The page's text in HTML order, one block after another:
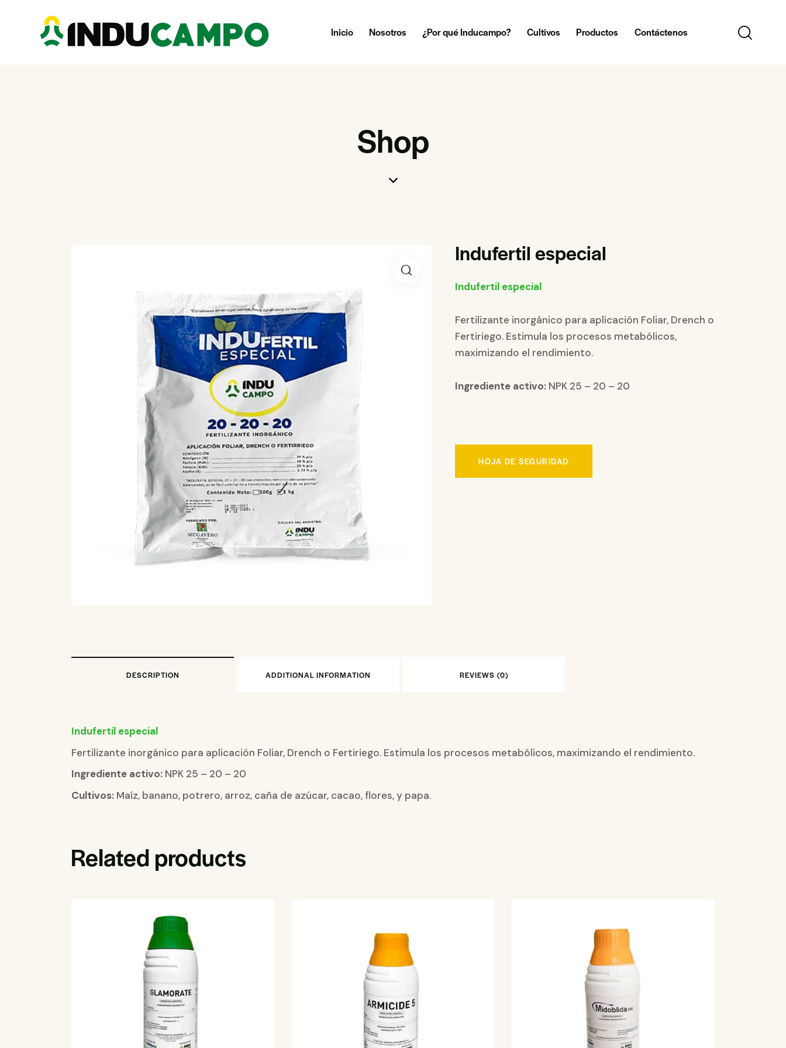
Inicio Nosotros ¿Por qué Inducampo? Cultivos Productos Contáctenos
Shop
Indufertil especial
Indufertil especial
Fertilizante inorgánico para aplicación Foliar, Drench o
Fertiriego. Estimula los procesos metabólicos,
maximizando el rendimiento.
Ingrediente activo: NPK 25 – 20 – 20
HOJA DE SEGURIDAD
DESCRIPTION ADDITIONAL INFORMATION REVIEWS (0)
Indufertil especial
Fertilizante inorgánico para aplicación Foliar, Drench o Fertiriego. Estimula los procesos metabólicos, maximizando el rendimiento.
Ingrediente activo: NPK 25 – 20 – 20
Cultivos: Maíz, banano, potrero, arroz, caña de azúcar, cacao, flores, y papa.
Related products